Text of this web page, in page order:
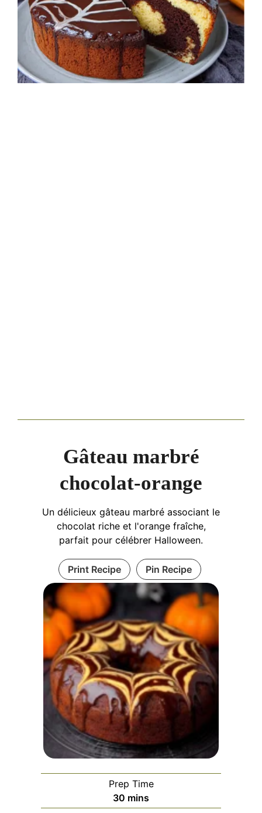
Gâteau marbré
chocolat-orange
Un délicieux gâteau marbré associant le
chocolat riche et l'orange fraîche,
parfait pour célébrer Halloween.
Print Recipe Pin Recipe
Prep Time
30 minutes
mins